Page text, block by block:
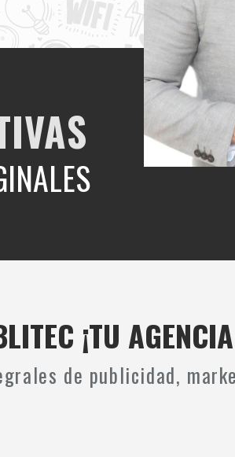
¡TU
de publicidad,